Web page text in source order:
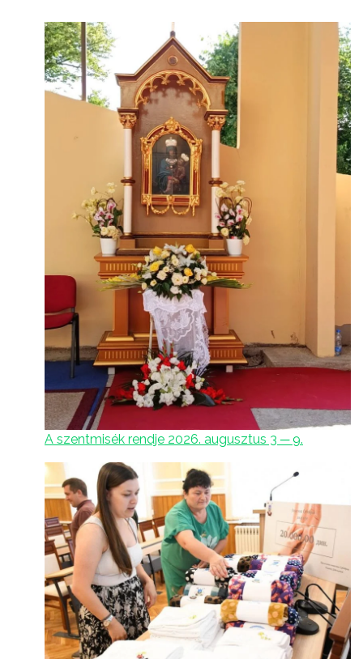
A szentmisék rendje 2026. augusztus 3 ─ 9.